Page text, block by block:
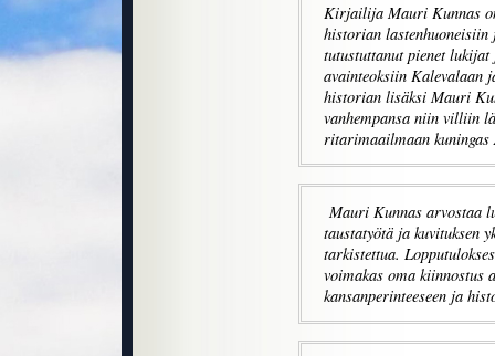
Kirjailija Mauri Kunnas
historian
tutustuttanut pienet
avainteoksiin Kalevalaan
historian lisäksi Mauri
vanhempansa niin villiin
ritarimaailmaan
Mauri Kunnas arvostaa
taustatyötä ja kuvituksen
tarkistettua.
voimakas oma kiinnostus
kansanperinteeseen ja